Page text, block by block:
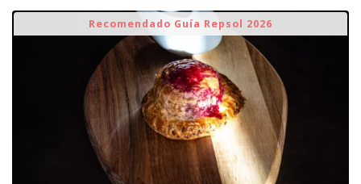
Recomendado Guía Repsol 2026